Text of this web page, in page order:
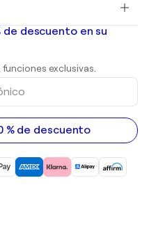
de descuento en su
exclusivas.
% de descuento